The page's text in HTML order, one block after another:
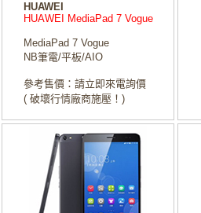
HUAWEI
HUAWEI MediaPad 7 Vogue
MediaPad 7 Vogue
NB筆電/平板/AIO
參考售價：請立即來電詢價
( 破壞行情廠商施壓！)